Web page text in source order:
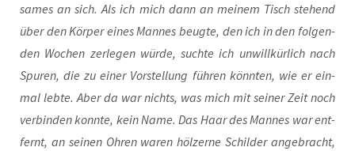
sa­mes an sich. Als ich mich dann an mei­nem Tisch ste­hend
über den Kör­per eines Man­nes beug­te, den ich in den fol­gen­
den Wochen zer­le­gen wür­de, such­te ich unwill­kür­lich nach
Spu­ren, die zu einer Vor­stel­lung füh­ren könn­ten, wie er ein­
mal leb­te. Aber da war nichts, was mich mit sei­ner Zeit noch
ver­bin­den konn­te, kein Name. Das Haar des Man­nes war ent­
fernt, an sei­nen Ohren waren höl­zer­ne Schil­der ange­bracht,